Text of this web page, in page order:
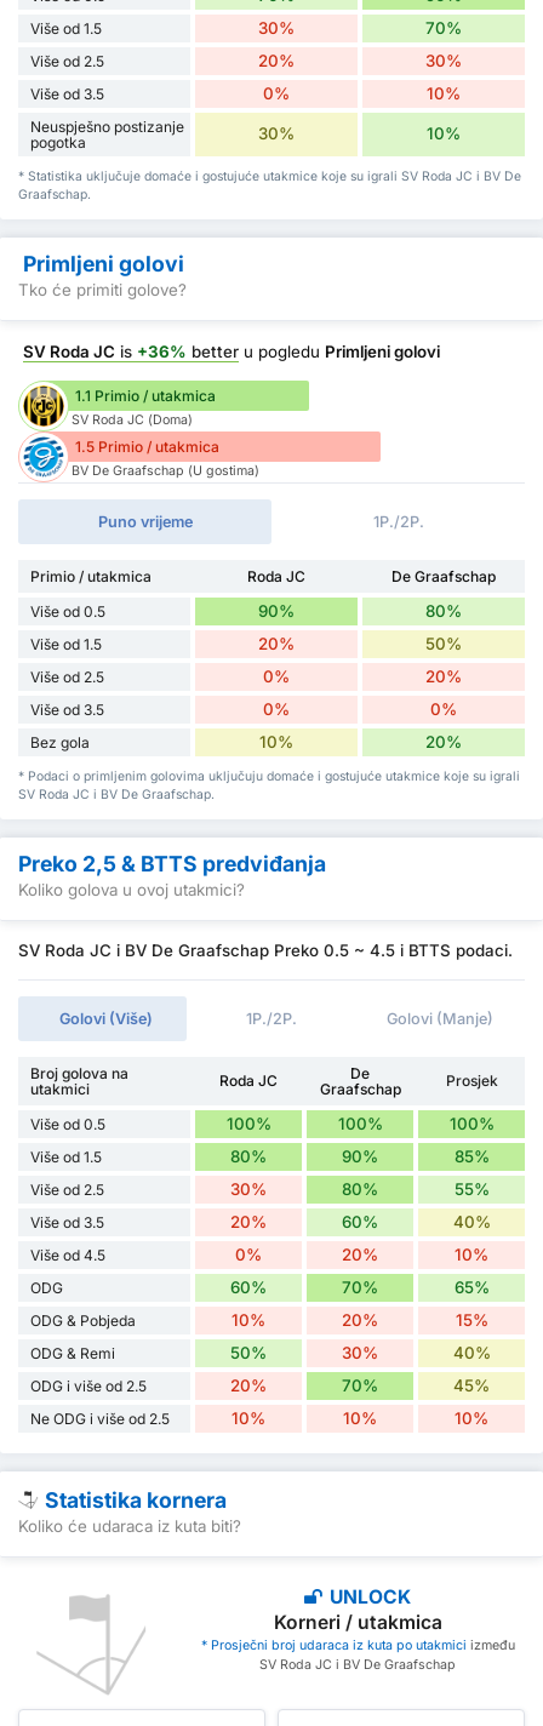
Više od 1.5 30% 70%
Više od 2.5 20% 30%
Više od 3.5 0% 10%
Neuspješno postizanje
pogotka
30% 10%
* Statistika uključuje domaće i gostujuće utakmice koje su igrali SV Roda JC i BV De
Graafschap.
Primljeni golovi
Tko će primiti golove?
SV Roda JC is +36% better u pogledu Primljeni golovi
1.1 Primio / utakmica
SV Roda JC (Doma)
1.5 Primio / utakmica
BV De Graafschap (U gostima)
Puno vrijeme 1P./2P.
Primio / utakmica Roda JC
De Graafschap
Više od 0.5
90% 80%
Više od 1.5 20% 50%
Više od 2.5 0% 20%
Više od 3.5 0% 0%
Bez gola 10% 20%
* Podaci o primljenim golovima uključuju domaće i gostujuće utakmice koje su igrali
SV Roda JC i BV De Graafschap.
Preko 2,5 & BTTS predviđanja
Koliko golova u ovoj utakmici?
SV Roda JC i BV De Graafschap Preko 0.5 ~ 4.5 i BTTS podaci.
Golovi (Više) 1P./2P. Golovi (Manje)
Broj golova na
utakmici
Roda JC
De
Graafschap
Prosjek
Više od 0.5 100% 100% 100%
Više od 1.5 80% 90% 85%
Više od 2.5 30% 80% 55%
Više od 3.5 20% 60% 40%
Više od 4.5 0% 20% 10%
ODG 60% 70% 65%
ODG & Pobjeda 10% 20% 15%
ODG & Remi 50% 30% 40%
ODG i više od 2.5 20% 70% 45%
Ne ODG i više od 2.5 10% 10% 10%
Statistika kornera
Koliko će udaraca iz kuta biti?
UNLOCK
Korneri / utakmica
* Prosječni broj udaraca iz kuta po utakmici između
SV Roda JC i BV De Graafschap